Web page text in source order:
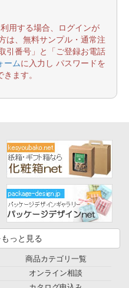
用する場合、ログインが
は、無料サンプル・通常注
引番号」と「ご登録お電話
ームに入力し パスワードを
ます。
っと見る
商品カテゴリ一覧
オンライン相談